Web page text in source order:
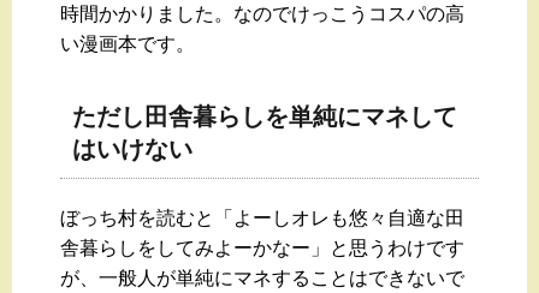
時間かかりました。なのでけっこうコスパの高
い漫画本です。
ただし田舎暮らしを単純にマネして
はいけない
ぼっち村を読むと「よーしオレも悠々自適な田
舎暮らしをしてみよーかなー」と思うわけです
が、一般人が単純にマネすることはできないで